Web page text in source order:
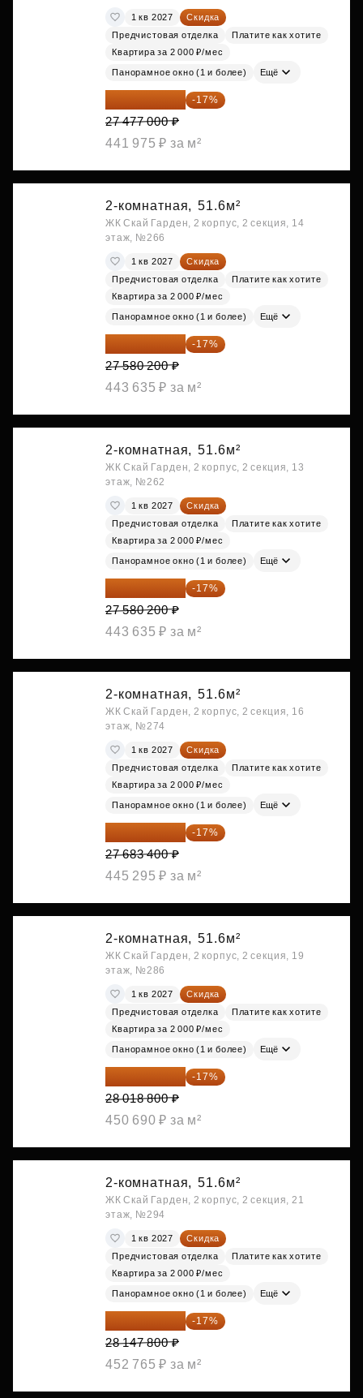
1 кв 2027
Скидка
Предчистовая отделка
Платите как хотите
Квартира за 2 000 ₽/мес
Панорамное окно (1 и более) Ещё
22 805 910 ₽ -17%
27 477 000 ₽
441 975 ₽ за м²
2-комнатная, 51.6м²
ЖК Скай Гарден, 2 корпус, 2 секция, 14
этаж, №266
1 кв 2027
Скидка
Предчистовая отделка
Платите как хотите
Квартира за 2 000 ₽/мес
Панорамное окно (1 и более) Ещё
22 891 566 ₽ -17%
27 580 200 ₽
443 635 ₽ за м²
2-комнатная, 51.6м²
ЖК Скай Гарден, 2 корпус, 2 секция, 13
этаж, №262
1 кв 2027
Скидка
Предчистовая отделка
Платите как хотите
Квартира за 2 000 ₽/мес
Панорамное окно (1 и более) Ещё
22 891 566 ₽ -17%
27 580 200 ₽
443 635 ₽ за м²
2-комнатная, 51.6м²
ЖК Скай Гарден, 2 корпус, 2 секция, 16
этаж, №274
1 кв 2027
Скидка
Предчистовая отделка
Платите как хотите
Квартира за 2 000 ₽/мес
Панорамное окно (1 и более) Ещё
22 977 222 ₽ -17%
27 683 400 ₽
445 295 ₽ за м²
2-комнатная, 51.6м²
ЖК Скай Гарден, 2 корпус, 2 секция, 19
этаж, №286
1 кв 2027
Скидка
Предчистовая отделка
Платите как хотите
Квартира за 2 000 ₽/мес
Панорамное окно (1 и более) Ещё
23 255 604 ₽ -17%
28 018 800 ₽
450 690 ₽ за м²
2-комнатная, 51.6м²
ЖК Скай Гарден, 2 корпус, 2 секция, 21
этаж, №294
1 кв 2027
Скидка
Предчистовая отделка
Платите как хотите
Квартира за 2 000 ₽/мес
Панорамное окно (1 и более) Ещё
23 362 674 ₽ -17%
28 147 800 ₽
452 765 ₽ за м²